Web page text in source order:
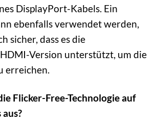
DisplayPort-Kabels. Ein
ebenfalls verwendet werden,
sicher, dass es die
Version unterstützt, um die
erreichen.
Flicker-Free-Technologie auf